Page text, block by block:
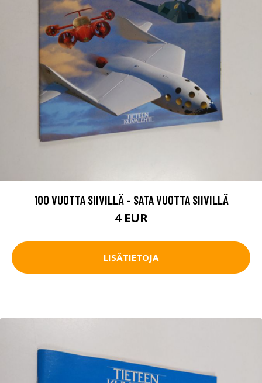
100 VUOTTA SIIVILLÄ - SATA VUOTTA SIIVILLÄ
4 EUR
LISÄTIETOJA